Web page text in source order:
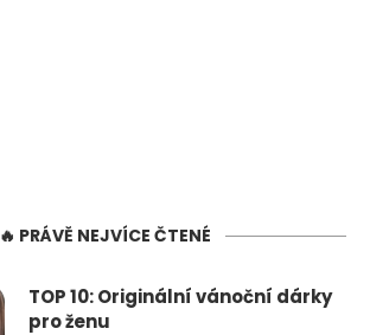
🔥 PRÁVĚ NEJVÍCE ČTENÉ
TOP 10: Originální vánoční dárky
pro ženu